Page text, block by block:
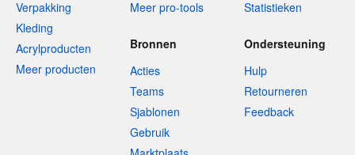
Verpakking
Kleding
Acrylproducten
Meer producten
Meer pro-tools
Statistieken
Bronnen
Acties
Teams
Sjablonen
Gebruik
Ondersteuning
Hulp
Retourneren
Feedback